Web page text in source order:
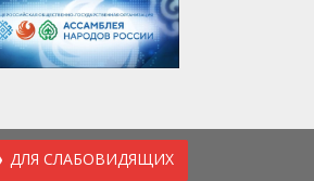
ДЛЯ СЛАБОВИДЯЩИХ